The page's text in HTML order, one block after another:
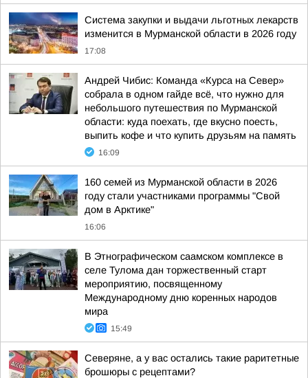
Система закупки и выдачи льготных лекарств
изменится в Мурманской области в 2026 году
17:08
Андрей Чибис: Команда «Курса на Север»
собрала в одном гайде всё, что нужно для
небольшого путешествия по Мурманской
области: куда поехать, где вкусно поесть,
выпить кофе и что купить друзьям на память
16:09
160 семей из Мурманской области в 2026
году стали участниками программы "Свой
дом в Арктике"
16:06
В Этнографическом саамском комплексе в
селе Тулома дан торжественный старт
мероприятию, посвященному
Международному дню коренных народов
мира
15:49
Северяне, а у вас остались такие раритетные
брошюры с рецептами?